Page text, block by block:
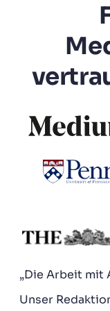
„Die Arbeit mit
Unser